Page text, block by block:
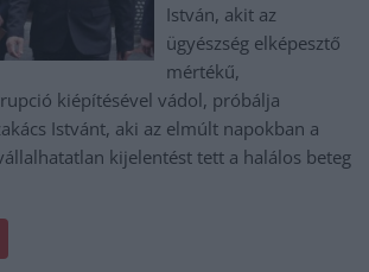
István, akit az
ügyészség elképesztő
mértékű,
kiépítésével vádol, próbálja
Istvánt, aki az elmúlt napokban a
kijelentést tett a halálos beteg